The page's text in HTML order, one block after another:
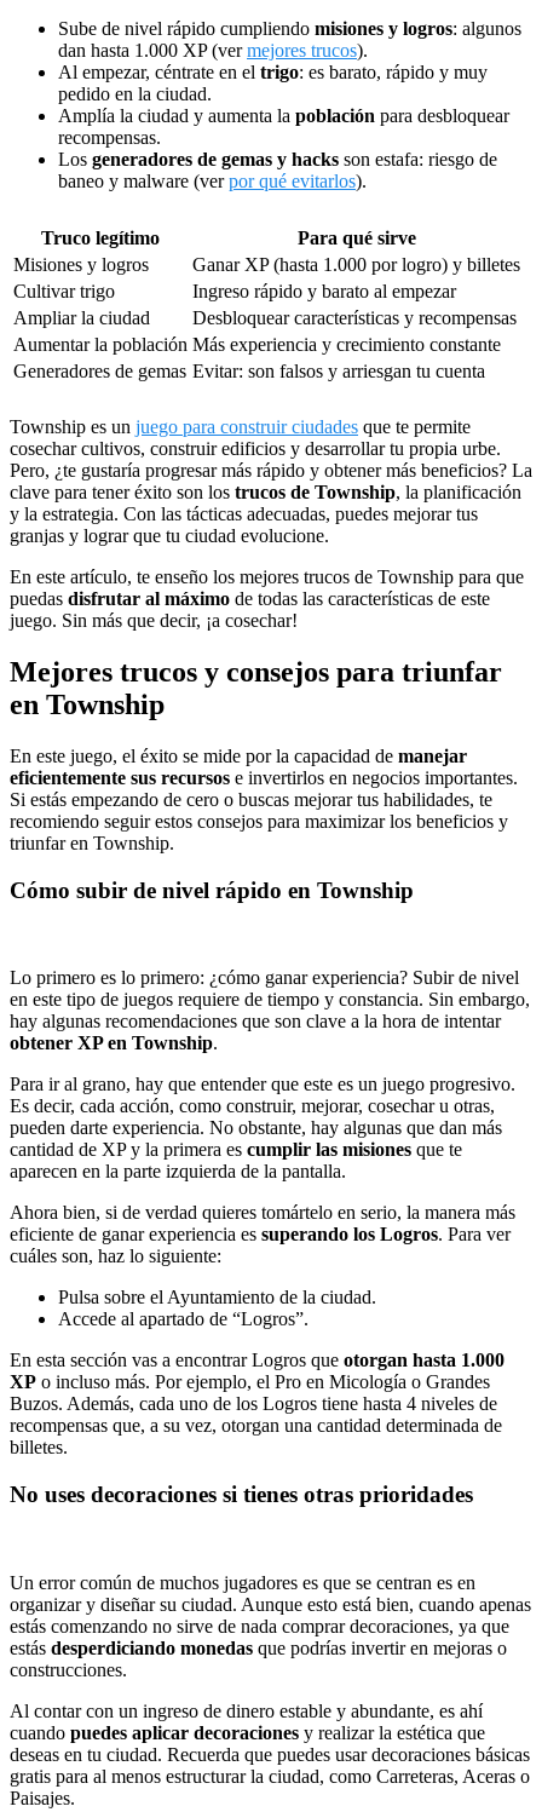
Sube de nivel rápido cumpliendo misiones y logros: algunos
dan hasta 1.000 XP (vermejores trucos).
Al empezar, céntrate en el trigo: es barato, rápido y muy
pedido en la ciudad.
Amplía la ciudad y aumenta la población para desbloquear
recompensas.
Los generadores de gemas y hacks son estafa: riesgo de
baneo y malware (verpor qué evitarlos).
Truco legítimo
Para qué sirve
Misiones y logros
Ganar XP (hasta 1.000 por logro) y billetes
Cultivar trigo
Ingreso rápido y barato al empezar
Ampliar la ciudad
Desbloquear características y recompensas
Aumentar la población Más experiencia y crecimiento constante
Generadores de gemas Evitar: son falsos y arriesgan tu cuenta
Township es un juego para construir ciudades que te permite
cosechar cultivos, construir edificios y desarrollar tu propia urbe.
Pero, ¿te gustaría progresar más rápido y obtener más beneficios? La
clave para tener éxito son los trucos de Township, la planificación
y la estrategia. Con las tácticas adecuadas, puedes mejorar tus
granjas y lograr que tu ciudad evolucione.
En este artículo, te enseño los mejores trucos de Township para que
puedas disfrutar al máximo de todas las características de este
juego. Sin más que decir, ¡a cosechar!
Mejores trucos y consejos para triunfar
en Township
En este juego, el éxito se mide por la capacidad de manejar
eficientemente sus recursos e invertirlos en negocios importantes.
Si estás empezando de cero o buscas mejorar tus habilidades, te
recomiendo seguir estos consejos para maximizar los beneficios y
triunfar en Township.
Cómo subir de nivel rápido en Township
Lo primero es lo primero: ¿cómo ganar experiencia? Subir de nivel
en este tipo de juegos requiere de tiempo y constancia. Sin embargo,
hay algunas recomendaciones que son clave a la hora de intentar
obtener XP en Township.
Para ir al grano, hay que entender que este es un juego progresivo.
Es decir, cada acción, como construir, mejorar, cosechar u otras,
pueden darte experiencia. No obstante, hay algunas que dan más
cantidad de XP y la primera es cumplir las misiones que te
aparecen en la parte izquierda de la pantalla.
Ahora bien, si de verdad quieres tomártelo en serio, la manera más
eficiente de ganar experiencia es superando los Logros. Para ver
cuáles son, haz lo siguiente:
Pulsa sobre el Ayuntamiento de la ciudad.
Accede al apartado de “Logros”.
En esta sección vas a encontrar Logros que otorgan hasta 1.000
XP o incluso más. Por ejemplo, el Pro en Micología o Grandes
Buzos. Además, cada uno de los Logros tiene hasta 4 niveles de
recompensas que, a su vez, otorgan una cantidad determinada de
billetes.
No uses decoraciones si tienes otras prioridades
Un error común de muchos jugadores es que se centran es en
organizar y diseñar su ciudad. Aunque esto está bien, cuando apenas
estás comenzando no sirve de nada comprar decoraciones, ya que
estás desperdiciando monedas que podrías invertir en mejoras o
construcciones.
Al contar con un ingreso de dinero estable y abundante, es ahí
cuando puedes aplicar decoraciones y realizar la estética que
deseas en tu ciudad. Recuerda que puedes usar decoraciones básicas
gratis para al menos estructurar la ciudad, como Carreteras, Aceras o
Paisajes.